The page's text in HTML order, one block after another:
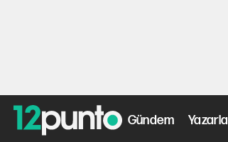
Gündem
Anasayfa>Gündem